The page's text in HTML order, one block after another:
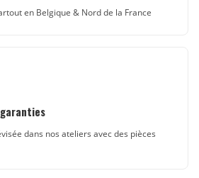
en Belgique & Nord de la France
dans nos ateliers avec des pièces